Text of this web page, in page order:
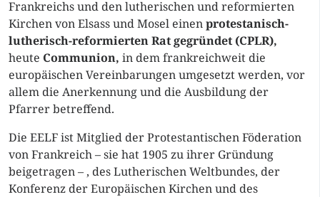
Frankreichs und den lutherischen und reformierten
Kirchen von Elsass und Mosel einenprotestanisch-
lutherisch-reformierten Rat gegründet (CPLR),
heute Communion, in dem frankreichweit die
europäischen Vereinbarungen umgesetzt werden, vor
allem die Anerkennung und die Ausbildung der
Pfarrer betreffend.
Die EELF ist Mitglied der Protestantischen Föderation
von Frankreich – sie hat 1905 zu ihrer Gründung
beigetragen – , des Lutherischen Weltbundes, der
Konferenz der Europäischen Kirchen und des